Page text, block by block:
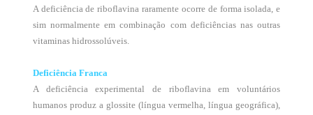
A deficiência de riboflavina raramente ocorre de forma isolada, e
sim normalmente em combinação com deficiências nas outras
vitaminas hidrossolúveis.
Deficiência Franca
A deficiência experimental de riboflavina em voluntários
humanos produz a glossite (língua vermelha, língua geográfica),